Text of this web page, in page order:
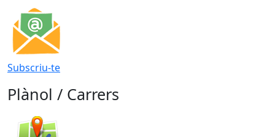
Subscriu-te
Plànol / Carrers